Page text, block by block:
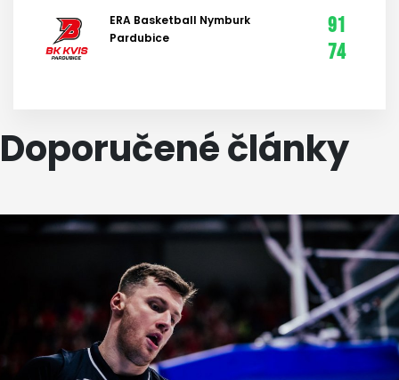
ERA Basketball Nymburk
Pardubice
91
74
Doporučené články